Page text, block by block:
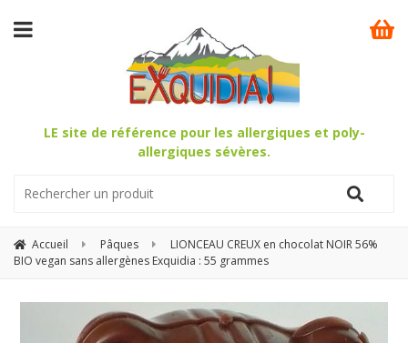
LE site de référence pour les allergiques et poly-
allergiques sévères.
Accueil Pâques
LIONCEAU CREUX en chocolat NOIR 56%
BIO vegan sans allergènes Exquidia : 55 grammes